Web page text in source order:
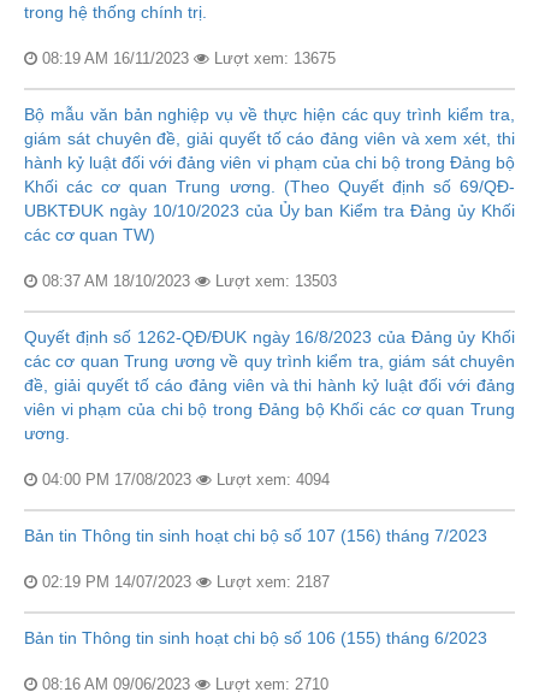
trong hệ thống chính trị.
08:19 AM 16/11/2023 Lượt xem: 13675
Bộ mẫu văn bản nghiệp vụ về thực hiện các quy trình kiểm tra,
giám sát chuyên đề, giải quyết tố cáo đảng viên và xem xét, thi
hành kỷ luật đối với đảng viên vi phạm của chi bộ trong Đảng bộ
Khối các cơ quan Trung ương. (Theo Quyết định số 69/QĐ-
UBKTĐUK ngày 10/10/2023 của Ủy ban Kiểm tra Đảng ủy Khối
các cơ quan TW)
08:37 AM 18/10/2023 Lượt xem: 13503
Quyết định số 1262-QĐ/ĐUK ngày 16/8/2023 của Đảng ủy Khối
các cơ quan Trung ương về quy trình kiểm tra, giám sát chuyên
đề, giải quyết tố cáo đảng viên và thi hành kỷ luật đối với đảng
viên vi phạm của chi bộ trong Đảng bộ Khối các cơ quan Trung
ương.
04:00 PM 17/08/2023 Lượt xem: 4094
Bản tin Thông tin sinh hoạt chi bộ số 107 (156) tháng 7/2023
02:19 PM 14/07/2023 Lượt xem: 2187
Bản tin Thông tin sinh hoạt chi bộ số 106 (155) tháng 6/2023
08:16 AM 09/06/2023 Lượt xem: 2710